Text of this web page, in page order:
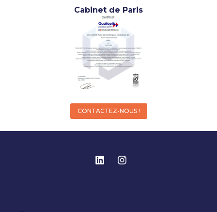
Cabinet de Paris
CONTACTEZ-NOUS !